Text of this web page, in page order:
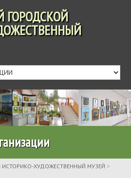
ГОРОДСКОЙ
ХУДОЖЕСТВЕННЫЙ МУЗЕЙ >